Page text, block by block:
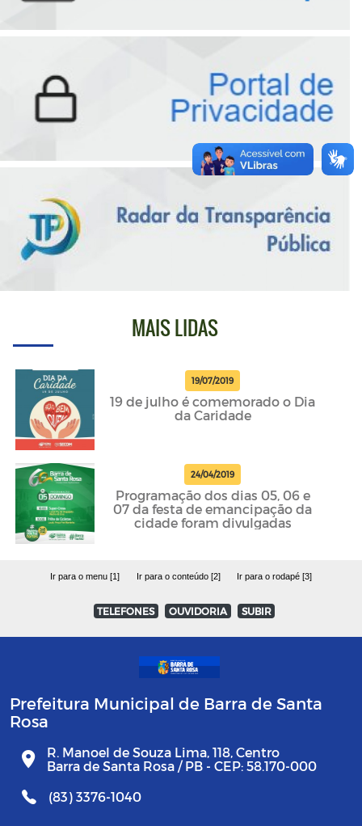
MAIS LIDAS
19/07/2019
19 de julho é comemorado o Dia
da Caridade
24/04/2019
Programação dos dias 05, 06 e
07 da festa de emancipação da
cidade foram divulgadas
Ir para o menu [1] Ir para o conteúdo [2] Ir para o rodapé [3]
TELEFONES OUVIDORIA SUBIR
Prefeitura Municipal de Barra de Santa
Rosa
R. Manoel de Souza Lima, 118, Centro
Barra de Santa Rosa / PB - CEP: 58.170-000
(83) 3376-1040